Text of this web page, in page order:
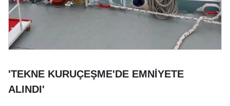
'TEKNE KURUÇEŞME'DE EMNİYETE
ALINDI'